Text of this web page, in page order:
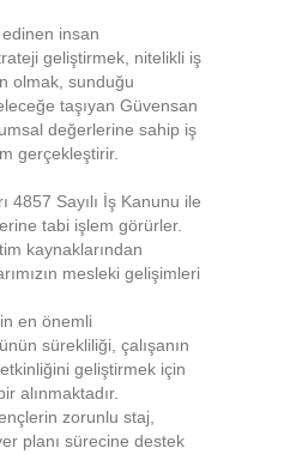
insan
geliştirmek, nitelikli iş
olmak, sunduğu
taşıyan Güvensan
değerlerine sahip iş
gerçekleştirir.
4857 Sayılı İş Kanunu ile
tabi işlem görürler.
kaynaklarından
mesleki gelişimleri
en önemli
sürekliliği, çalışanın
geliştirmek için
alınmaktadır.
zorunlu staj,
planı sürecine destek